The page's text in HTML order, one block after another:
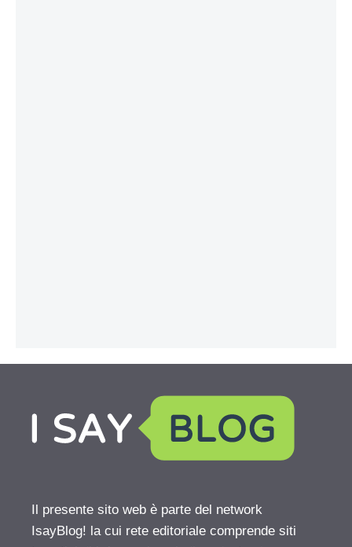
Il presente sito web è parte del network
IsayBlog! la cui rete editoriale comprende siti